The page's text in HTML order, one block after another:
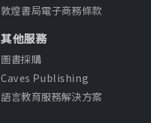
敦煌書局電子商務條款
其他服務
圖書採購
Caves Publishing
語言教育服務解決方案